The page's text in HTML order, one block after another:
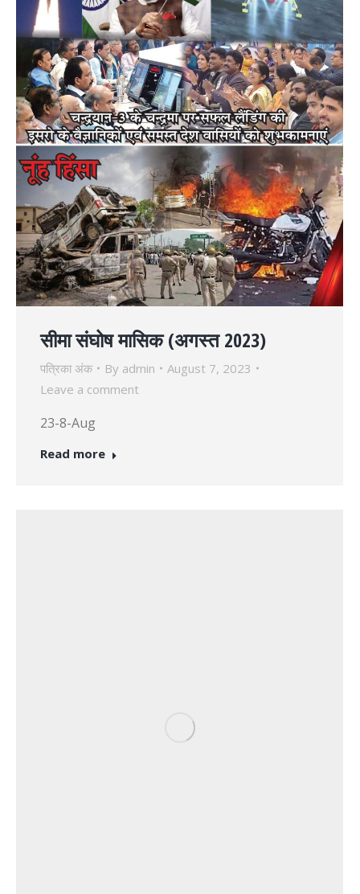
सीमा संघोष मासिक (अगस्त 2023)
पत्रिका अंक By admin
August 7, 2023
Leave a comment
23-8-Aug
Read more